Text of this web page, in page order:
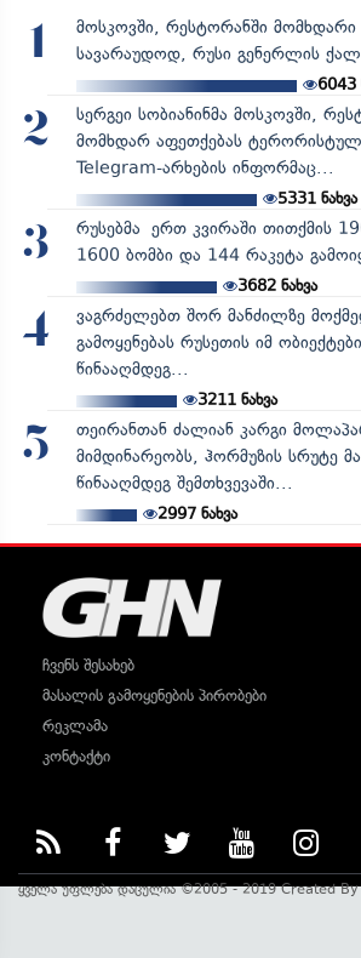
1
მოსკოვში, რესტორანში მომხდარი
სავარაუდოდ, რუსი გენერლის
6043
2
სერგეი სობიანინმა მოსკოვში,
მომხდარ აფეთქებას
Telegram-არხების ინფორმაც...
5331ნახვა
3
რუსებმა ერთ კვირაში თითქმის
1600 ბომბი და 144 რაკეტა
3682ნახვა
4
ვაგრძელებთ შორ მანძილზე
გამოყენებას რუსეთის იმ
წინააღმდეგ...
3211ნახვა
5
თეირანთან ძალიან კარგი
მიმდინარეობს, ჰორმუზის სრუტე
წინააღმდეგ შემთხვევაში...
2997ნახვა
ჩვენს შესახებ
მასალის გამოყენების პირობები
რეკლამა
კონტაქტი
ყველა უფლება დაცულია ©2005 - 2019 Created